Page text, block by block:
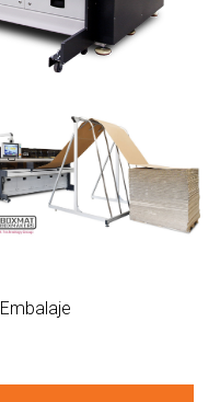
Embalaje